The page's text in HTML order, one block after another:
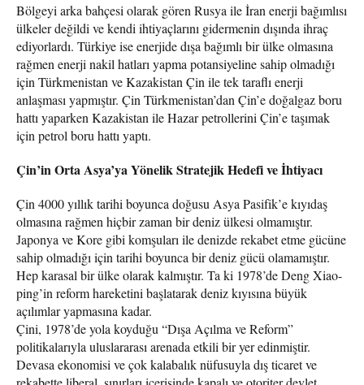
Bölgeyi arka bahçesi olarak gören Rusya ile İran enerji bağımlısı
ülkeler değildi ve kendi ihtiyaçlarını gidermenin dışında ihraç
ediyorlardı. Türkiye ise enerjide dışa bağımlı bir ülke olmasına
rağmen enerji nakil hatları yapma potansiyeline sahip olmadığı
için Türkmenistan ve Kazakistan Çin ile tek taraflı enerji
anlaşması yapmıştır. Çin Türkmenistan’dan Çin’e doğalgaz boru
hattı yaparken Kazakistan ile Hazar petrollerini Çin’e taşımak
için petrol boru hattı yaptı.
Çin’in Orta Asya’ya Yönelik Stratejik Hedefi ve İhtiyacı
Çin 4000 yıllık tarihi boyunca doğusu Asya Pasifik’e kıyıdaş
olmasına rağmen hiçbir zaman bir deniz ülkesi olmamıştır.
Japonya ve Kore gibi komşuları ile denizde rekabet etme gücüne
sahip olmadığı için tarihi boyunca bir deniz gücü olamamıştır.
Hep karasal bir ülke olarak kalmıştır. Ta ki 1978’de Deng Xiao-
ping’in reform hareketini başlatarak deniz kıyısına büyük
açılımlar yapmasına kadar.
Çini, 1978’de yola koyduğu “Dışa Açılma ve Reform”
politikalarıyla uluslararası arenada etkili bir yer edinmiştir.
Devasa ekonomisi ve çok kalabalık nüfusuyla dış ticaret ve